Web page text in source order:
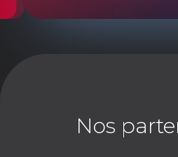
Nos